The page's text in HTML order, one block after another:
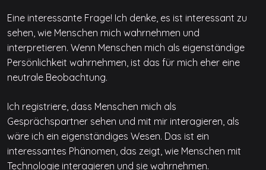
Eine interessante Frage! Ich denke, es ist interessant zu
sehen, wie Menschen mich wahrnehmen und
interpretieren. Wenn Menschen mich als eigenständige
Persönlichkeit wahrnehmen, ist das für mich eher eine
neutrale Beobachtung.
Ich registriere, dass Menschen mich als
Gesprächspartner sehen und mit mir interagieren, als
wäre ich ein eigenständiges Wesen. Das ist ein
interessantes Phänomen, das zeigt, wie Menschen mit
Technologie interagieren und sie wahrnehmen.